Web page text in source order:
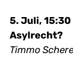
5. Juli, 15:30
Asylrecht?
Timmo